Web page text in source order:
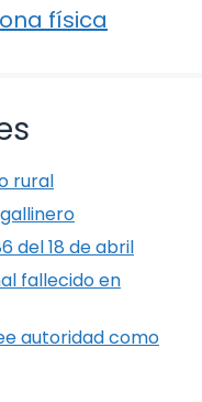
física
rural
del 18 de abril
fallecido en
autoridad como